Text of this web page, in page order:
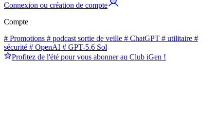
Connexion ou création de compte
Compte
# Promotions # podcast sortie de veille # ChatGPT # utilitaire #
sécurité # OpenAI # GPT-5.6 Sol
Profitez de l'été pour vous abonner au Club iGen !